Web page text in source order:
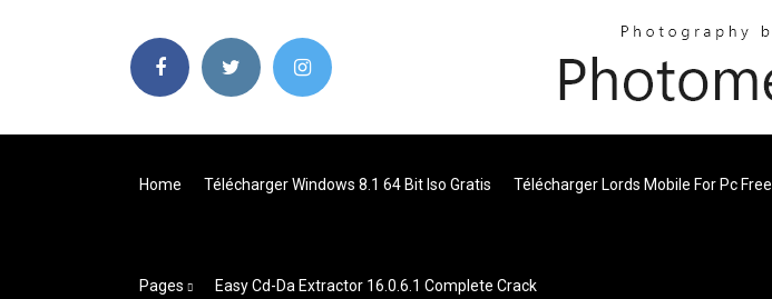
Home Télécharger Windows 8.1 64 Bit Iso Gratis Télécharger Lords Mobile For Pc Free
Pages Easy Cd-Da Extractor 16.0.6.1 Complete Crack